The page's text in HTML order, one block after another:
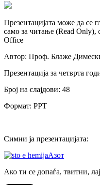
Презентацијата може да се
само за читање (Read Only),
Office
Автор: Проф. Блаже
Презентација за четврта
Број на слајдови: 48
Формат: PPT
Симни ја презентацијата:
Азот
Ако ти се допаѓа, твитни,